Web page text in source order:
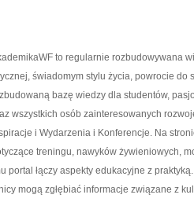
to regularnie rozbudowywana
świadomym stylu życia, powrocie
bazę wiedzy dla studentów,
wszystkich osób zainteresowanych
i Wydarzenia i Konferencje. Na
treningu, nawyków żywieniowych,
portal łączy aspekty edukacyjne z
mogą zgłębiać informacje związane z